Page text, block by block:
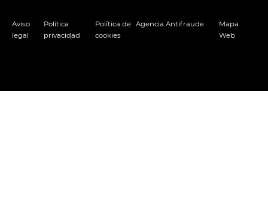
Aviso
legal
Política
privacidad
Política de
cookies
Agencia Antifraude
Mapa
Web